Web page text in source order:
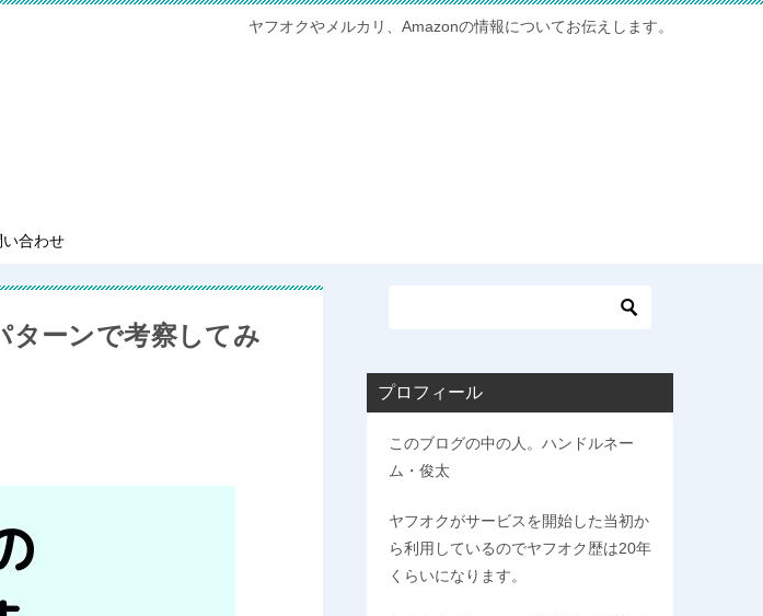
ヤフオクやメルカリ、Amazonの情報についてお伝えします。
い合わせ
ーンで考察してみ
プロフィール
このブログの中の人。ハンドルネー
ム・俊太
ヤフオクがサービスを開始した当初か
ら利用しているのでヤフオク歴は20年
くらいになります。